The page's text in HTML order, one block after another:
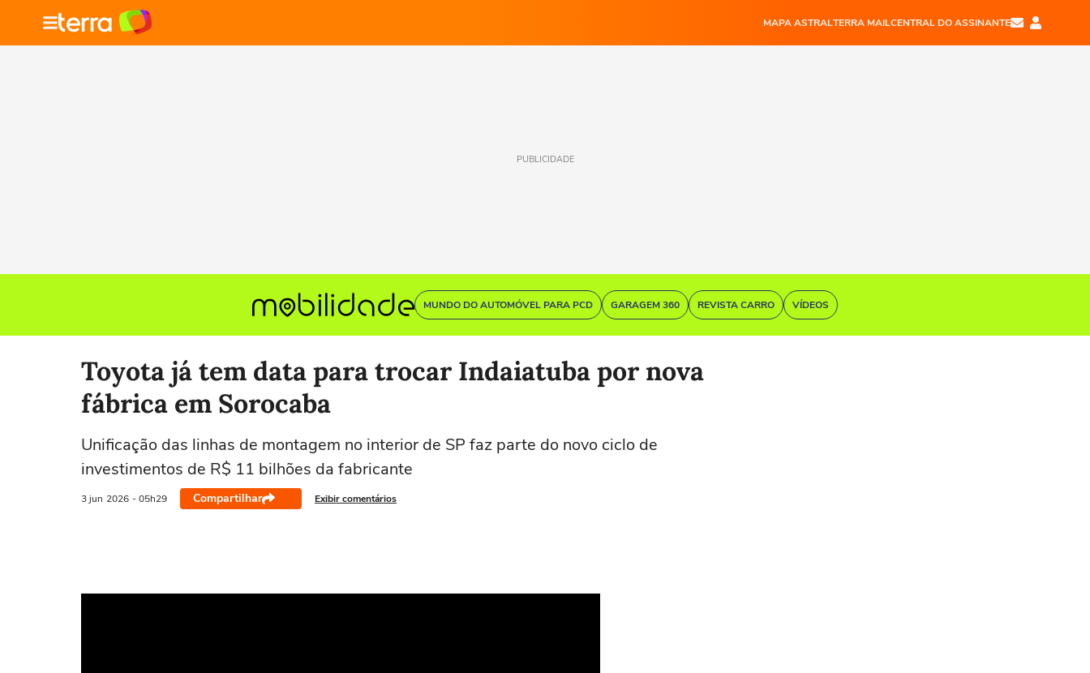
MAPA ASTRALTERRA MAILCENTRAL DO ASSINANTE
PUBLICIDADE
MUNDO DO AUTOMÓVEL PARA PCD GARAGEM 360 REVISTA CARRO VÍDEOS
Toyota já tem data para trocar Indaiatuba por nova
fábrica em Sorocaba
Unificação das linhas de montagem no interior de SP faz parte do novo ciclo de
investimentos de R$ 11 bilhões da fabricante
3 jun 2026 - 05h29 Compartilhar Exibir comentários